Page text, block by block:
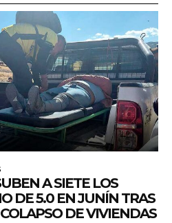
A SIETE LOS
DE 5.0 EN JUNÍN TRAS
DE VIVIENDAS